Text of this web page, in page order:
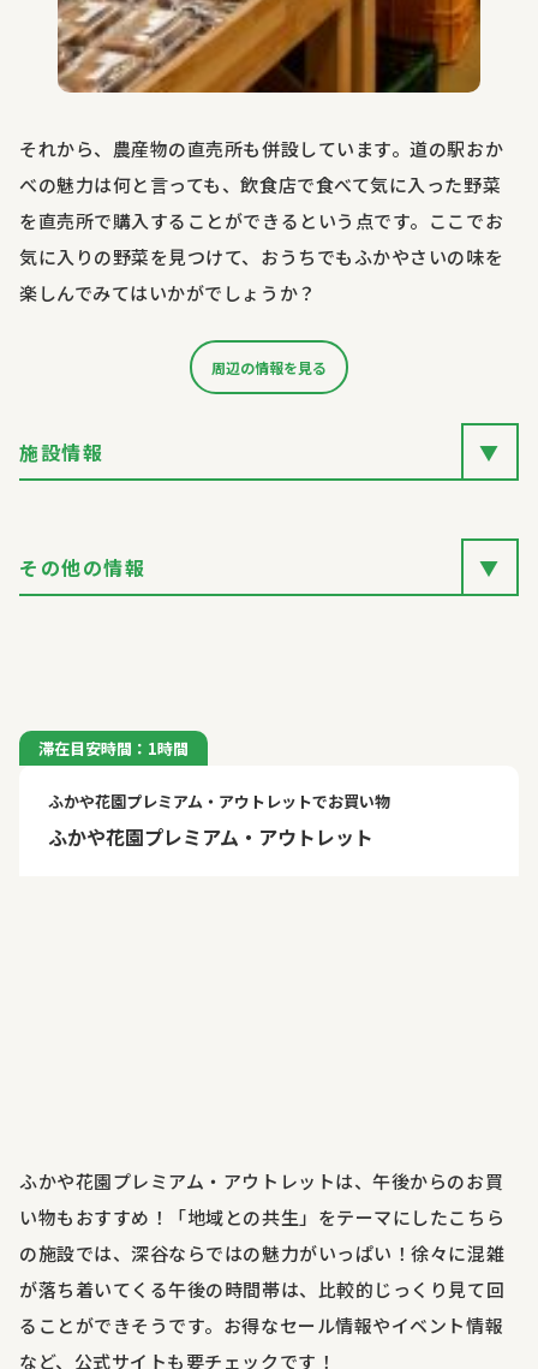
それから、農産物の直売所も併設しています。道の駅おか
べの魅力は何と言っても、飲食店で食べて気に入った野菜
を直売所で購入することができるという点です。ここでお
気に入りの野菜を見つけて、おうちでもふかやさいの味を
楽しんでみてはいかがでしょうか？
周辺の情報を見る
施設情報 ▼
その他の情報 ▼
滞在目安時間：1時間
ふかや花園プレミアム・アウトレットでお買い物
ふかや花園プレミアム・アウトレット
ふかや花園プレミアム・アウトレットは、午後からのお買
い物もおすすめ！「地域との共生」をテーマにしたこちら
の施設では、深谷ならではの魅力がいっぱい！徐々に混雑
が落ち着いてくる午後の時間帯は、比較的じっくり見て回
ることができそうです。お得なセール情報やイベント情報
など、公式サイトも要チェックです！